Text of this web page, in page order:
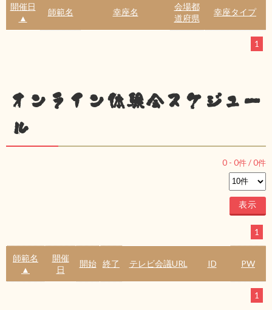
開催日
▲
師範名 幸座名
会場都
道府県
幸座タイプ
1
オンライン体験会スケジュー
ル
0 - 0件 /0件
1
師範名
▲
開催
日
開始 終了 テレビ会議URL ID PW
1